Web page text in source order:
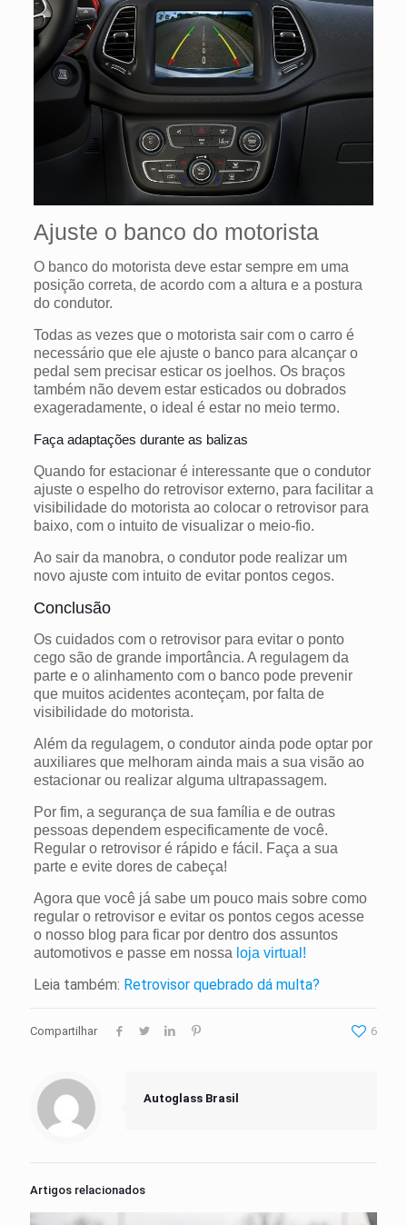
Ajuste o banco do motorista
O banco do motorista deve estar sempre em uma
posição correta, de acordo com a altura e a postura
do condutor.
Todas as vezes que o motorista sair com o carro é
necessário que ele ajuste o banco para alcançar o
pedal sem precisar esticar os joelhos. Os braços
também não devem estar esticados ou dobrados
exageradamente, o ideal é estar no meio termo.
Faça adaptações durante as balizas
Quando for estacionar é interessante que o condutor
ajuste o espelho do retrovisor externo, para facilitar a
visibilidade do motorista ao colocar o retrovisor para
baixo, com o intuito de visualizar o meio-fio.
Ao sair da manobra, o condutor pode realizar um
novo ajuste com intuito de evitar pontos cegos.
Conclusão
Os cuidados com o retrovisor para evitar o ponto
cego são de grande importância. A regulagem da
parte e o alinhamento com o banco pode prevenir
que muitos acidentes aconteçam, por falta de
visibilidade do motorista.
Além da regulagem, o condutor ainda pode optar por
auxiliares que melhoram ainda mais a sua visão ao
estacionar ou realizar alguma ultrapassagem.
Por fim, a segurança de sua família e de outras
pessoas dependem especificamente de você.
Regular o retrovisor é rápido e fácil. Faça a sua
parte e evite dores de cabeça!
Agora que você já sabe um pouco mais sobre como
regular o retrovisor e evitar os pontos cegos acesse
o nosso blog para ficar por dentro dos assuntos
automotivos e passe em nossa loja virtual!
Leia também: Retrovisor quebrado dá multa?
Compartilhar 6
Autoglass Brasil
Artigos relacionados